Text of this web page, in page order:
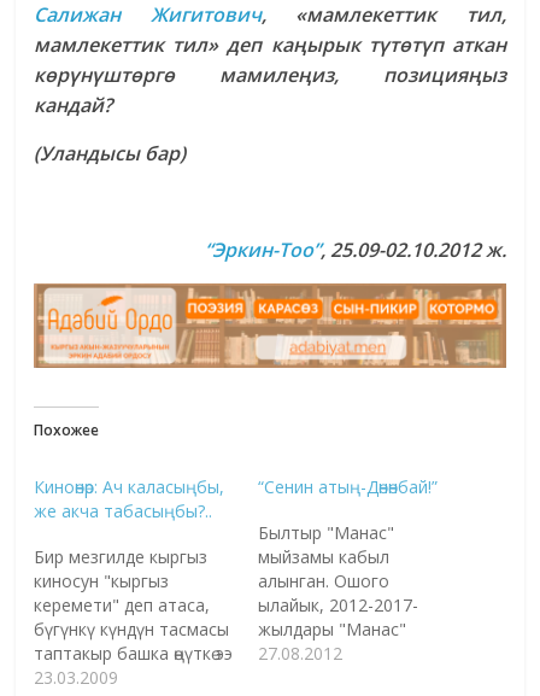
Салижан Жигитович, «мамлекеттик тил,
мамлекеттик тил» деп каңырык түтөтүп аткан
көрүнүштөргө мамилеңиз, позицияңыз
кандай?
(Уландысы бар)
“Эркин-Тоо”, 25.09-02.10.2012 ж.
Похожее
Киноөнөр: Ач каласыңбы,
же акча табасыңбы?..
Бир мезгилде кыргыз
киносун "кыргыз
керемети" деп атаса,
бүгүнкү күндүн тасмасы
таптакыр башка өңүткө ээ
болууда. Анткени,
23.03.2009
“Сенин атың-Дөнөнбай!”
Былтыр "Манас"
мыйзамы кабыл
алынган. Ошого
ылайык, 2012-2017-
жылдары "Манас"
эпосун сактоо, окуп-
27.08.2012